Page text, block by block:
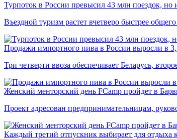
Турпоток в России превысил 43 млн поездок,
Въездной туризм растет вчетверо быстрее
Продажи импортного пива в России выросли в
Три четверти ввоза обеспечивает Беларусь,
Женский менторский день FCamp пройдет в
Проект адресован предпринимательницам,
Каждый третий отпускник выбирает для отдыха